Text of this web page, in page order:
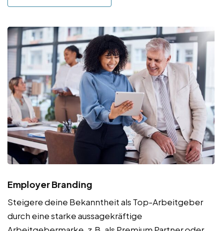
Employer Branding
Steigere deine Bekanntheit als Top-Arbeitgeber
durch eine starke aussagekräftige